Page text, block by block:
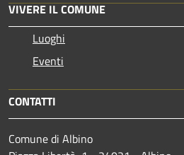
VIVERE IL COMUNE
Luoghi
Eventi
CONTATTI
Comune di Albino